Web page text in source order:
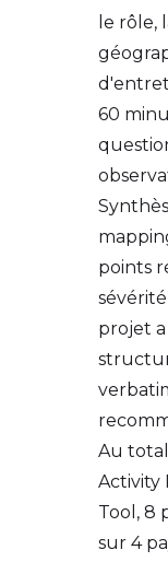
le rôle,
60
points
projet
Au
Activity
Tool, 8
sur 4